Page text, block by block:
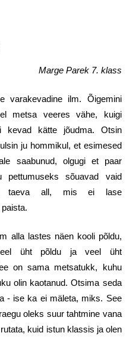
Marge Parek 7. klass
varakevadine ilm. Õigemini
metsa veeres vähe, kuigi
kevad kätte jõudma. Otsin
ju hommikul, et esimesed
saabunud, olgugi et paar
pettumuseks sõuavad vaid
taeva all, mis ei lase
alla lastes näen kooli põldu,
üht põldu ja veel üht
on sama metsatukk, kuhu
olin kaotanud. Otsima seda
- ise ka ei mäleta, miks. See
oleks suur tahtmine vana
kuid istun klassis ja olen